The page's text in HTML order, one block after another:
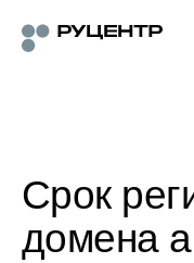
Срок
домена